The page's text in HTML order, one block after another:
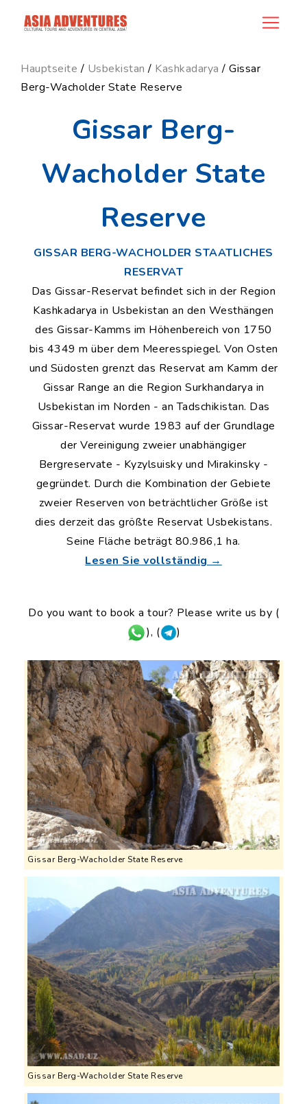
news_id
Hauptseite / Usbekistan / Kashkadarya / Gissar
Berg-Wacholder State Reserve
Gissar Berg-
Wacholder State
Reserve
GISSAR BERG-WACHOLDER STAATLICHES
RESERVAT
Das Gissar-Reservat befindet sich in der Region
Kashkadarya in Usbekistan an den Westhängen
des Gissar-Kamms im Höhenbereich von 1750
bis 4349 m über dem Meeresspiegel. Von Osten
und Südosten grenzt das Reservat am Kamm der
Gissar Range an die Region Surkhandarya in
Usbekistan im Norden - an Tadschikistan. Das
Gissar-Reservat wurde 1983 auf der Grundlage
der Vereinigung zweier unabhängiger
Bergreservate - Kyzylsuisky und Mirakinsky -
gegründet. Durch die Kombination der Gebiete
zweier Reserven von beträchtlicher Größe ist
dies derzeit das größte Reservat Usbekistans.
Seine Fläche beträgt 80.986,1 ha.
Lesen Sie vollständig →
Do you want to book a tour? Please write us by (
), (
)
Gissar Berg-Wacholder State Reserve
Gissar Berg-Wacholder State Reserve